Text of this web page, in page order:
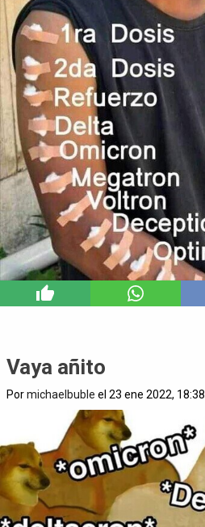
Vaya añito
Pormichaelbuble el 23 ene 2022, 18:38